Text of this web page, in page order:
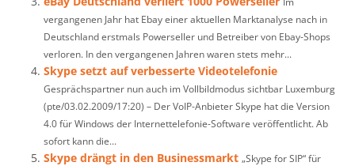
vergangenen Jahr hat Ebay einer aktuellen Marktanalyse nach in
Deutschland erstmals Powerseller und Betreiber von Ebay-Shops
verloren. In den vergangenen Jahren waren stets mehr...
Skype setzt auf verbesserte Videotelefonie
Gesprächspartner nun auch im Vollbildmodus sichtbar Luxemburg
(pte/03.02.2009/17:20) – Der VoIP-Anbieter Skype hat die Version
4.0 für Windows der Internettelefonie-Software veröffentlicht. Ab
sofort kann die...
Skype drängt in den Businessmarkt „Skype for SIP“ für